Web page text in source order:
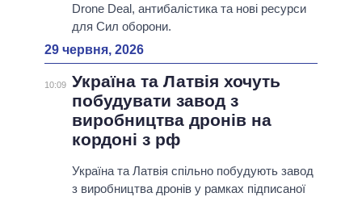
Drone Deal, антибалістика та нові ресурси
для Сил оборони.
29 червня, 2026
10:09 Україна та Латвія хочуть
побудувати завод з
виробництва дронів на
кордоні з рф
Україна та Латвія спільно побудують завод
з виробництва дронів у рамках підписаної